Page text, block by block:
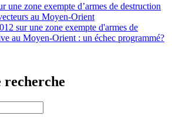
une zone exempte d’armes de destruction
au Moyen-Orient
sur une zone exempte d'armes de
au Moyen-Orient : un échec programmé?